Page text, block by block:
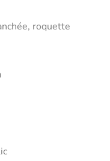
roquette